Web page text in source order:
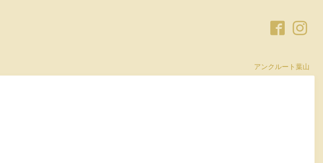
アンクルート葉山